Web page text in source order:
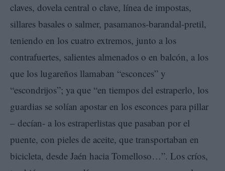
claves, dovela central o clave, línea de impostas,
sillares basales o salmer, pasamanos-barandal-pretil,
teniendo en los cuatro extremos, junto a los
contrafuertes, salientes almenados o en balcón, a los
que los lugareños llamaban “esconces” y
“escondrijos”; ya que “en tiempos del estraperlo, los
guardias se solían apostar en los esconces para pillar
– decían- a los estraperlistas que pasaban por el
puente, con pieles de aceite, que transportaban en
bicicleta, desde Jaén hacia Tomelloso…”. Los críos,